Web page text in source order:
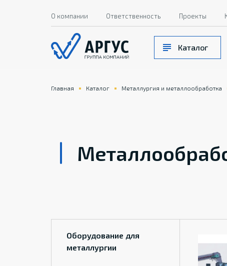
Каталог
О компании Ответственность Проекты
Главная Каталог Металлургия и металлообработка
Оборудование для
металлургии